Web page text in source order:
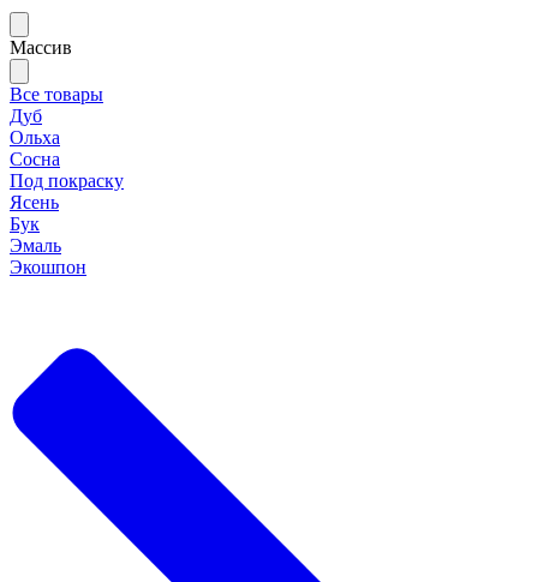
Массив
Все товары
Дуб
Ольха
Сосна
Под покраску
Ясень
Бук
Эмаль
Экошпон